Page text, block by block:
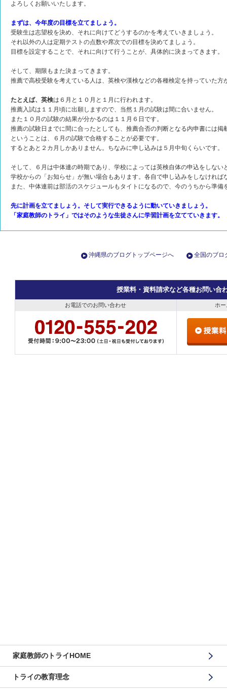
よろしくお願いいたします。
まずは、今年度の目標を立てましょう。
受験生は志望校を決め、それに向けてどうするのかを考えていきましょう。
それ以外の人は定期テストの点数や席次での目標を決めてましょう。
目標を設定することで、それに向けて行うことが、具体的に決まってきます。
そして、期限もまた決まってきます。
推薦で高校受験を考えている人は、英検や漢検などの各種検定を持っていた方
たとえば、英検は６月と１０月と１月に行われます。
推薦入試は１１月頃に出願しますので、当然１月の試験は間に合いません。
また１０月の試験の結果が分かるのは１１月６日です。
推薦の試験日までに間に合ったとしても、推薦合否の判断となる内申書には掲
ということは、６月の試験で合格することが必要です。
するとあと２カ月しかありません。ちなみに申し込みは５月中旬くらいです。
そして、６月は中体連の時期であり、学校によっては英検自体の申込をしない
学校からの「お知らせ」が無い場合もあります。各自で申し込みをしなければ
また、中体連前は部活のスケジュールもタイトになるので、今のうちから準備
先に計画を立てましょう。そして実行できるように動いていきましょう。
「家庭教師のトライ」ではそのような生徒さんに学習計画を立てていきます。
沖縄県のブログトップページへ 全国のブロ
授業料・資料請求など各種お問い合
お電話でのお問い合わせ ホ
家庭教師のトライHOME
トライの教育理念